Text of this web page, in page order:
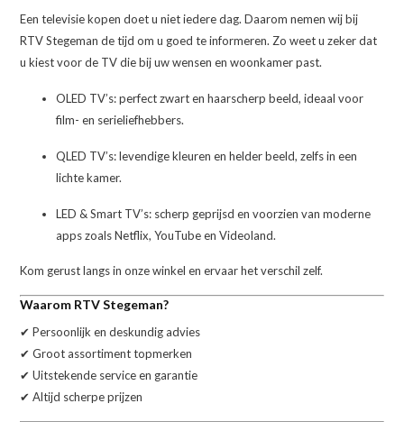
Een televisie kopen doet u niet iedere dag. Daarom nemen wij bij
RTV Stegeman de tijd om u goed te informeren. Zo weet u zeker dat
u kiest voor de TV die bij uw wensen en woonkamer past.
OLED TV’s: perfect zwart en haarscherp beeld, ideaal voor
film- en serieliefhebbers.
QLED TV’s: levendige kleuren en helder beeld, zelfs in een
lichte kamer.
LED & Smart TV’s: scherp geprijsd en voorzien van moderne
apps zoals Netflix, YouTube en Videoland.
Kom gerust langs in onze winkel en ervaar het verschil zelf.
Waarom RTV Stegeman?
✔ Persoonlijk en deskundig advies
✔ Groot assortiment topmerken
✔ Uitstekende service en garantie
✔ Altijd scherpe prijzen